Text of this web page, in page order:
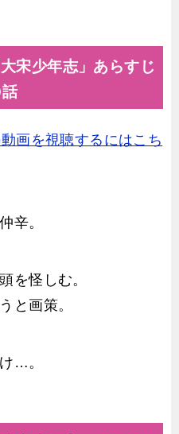
宋少年志」あらすじ
画を視聴するにはこち
辛。
を怪しむ。
と画策。
…。